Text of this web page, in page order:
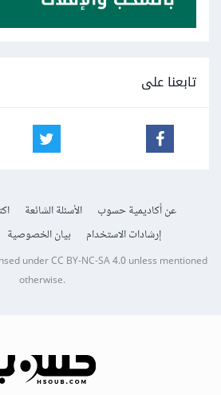
تابعنا على
عن أكاديمية حسوب الأسئلة الشائعة
إرشادات الاستخدام
بيان الخصوصية
underCC BY-NC-SA 4.0unless mentioned
otherwise.